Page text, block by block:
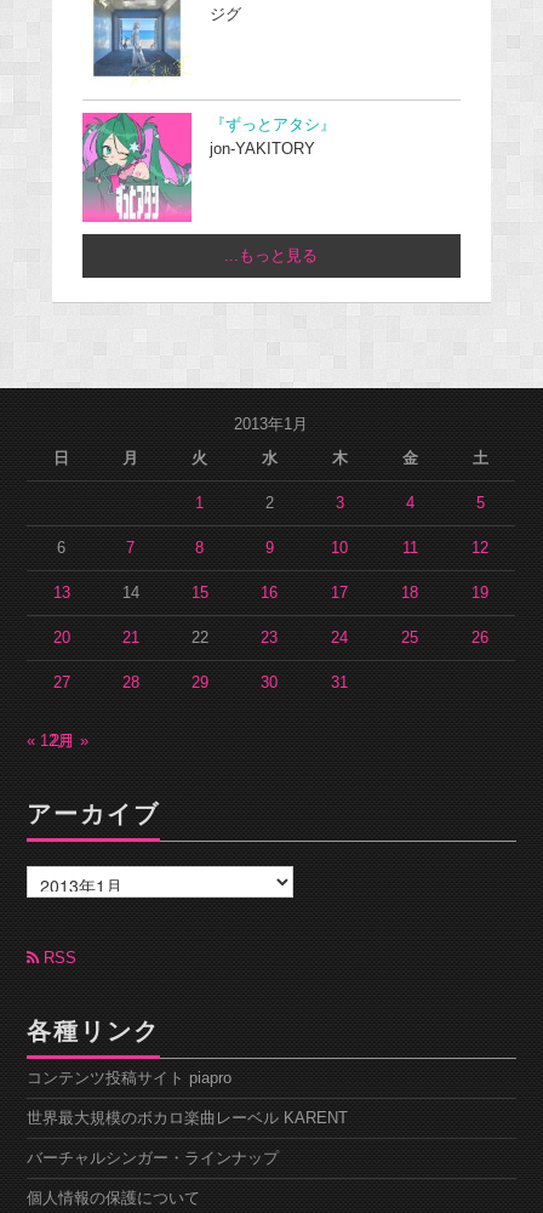
ジグ
『ずっとアタシ』
jon-YAKITORY
...もっと見る
2013年1月
日
月 火 水 木 金 土
1 2 3 4 5
6 7 8 9 10 11 12
13 14 15 16 17 18 19
20 21 22 23 24 25 26
27 28 29 30 31
« 12月2月 »
アーカイブ
ー
カ
ブ RSS
各種リンク
コンテンツ投稿サイト piapro
世界最大規模のボカロ楽曲レーベル KARENT
バーチャルシンガー・ラインナップ
個人情報の保護について